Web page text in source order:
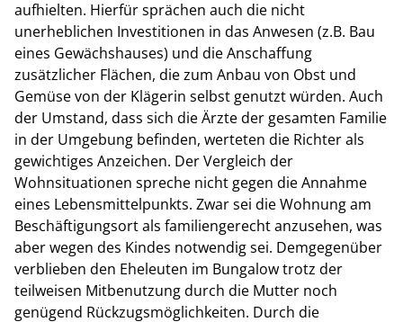
aufhielten. Hierfür sprächen auch die nicht
unerheblichen Investitionen in das Anwesen (z.B. Bau
eines Gewächshauses) und die Anschaffung
zusätzlicher Flächen, die zum Anbau von Obst und
Gemüse von der Klägerin selbst genutzt würden. Auch
der Umstand, dass sich die Ärzte der gesamten Familie
in der Umgebung befinden, werteten die Richter als
gewichtiges Anzeichen. Der Vergleich der
Wohnsituationen spreche nicht gegen die Annahme
eines Lebensmittelpunkts. Zwar sei die Wohnung am
Beschäftigungsort als familiengerecht anzusehen, was
aber wegen des Kindes notwendig sei. Demgegenüber
verblieben den Eheleuten im Bungalow trotz der
teilweisen Mitbenutzung durch die Mutter noch
genügend Rückzugsmöglichkeiten. Durch die